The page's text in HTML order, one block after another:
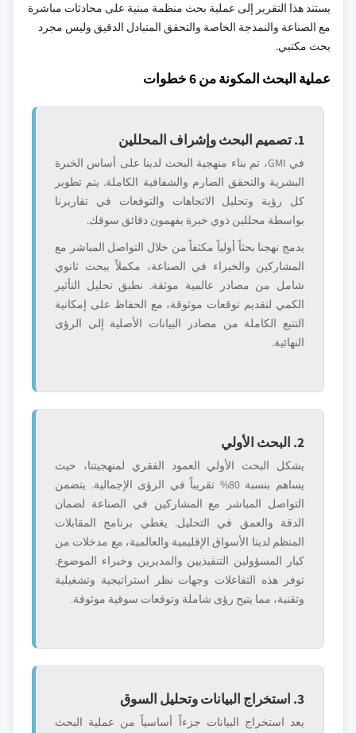
يستند هذا التقرير إلى عملية بحث منظمة مبنية على محادثات مباشرة
مع الصناعة والنمذجة الخاصة والتحقق المتبادل الدقيق وليس مجرد
بحث مكتبي.
عملية البحث المكونة من 6 خطوات
1. تصميم البحث وإشراف المحللين
في GMI، تم بناء منهجية البحث لدينا على أساس الخبرة
البشرية والتحقق الصارم والشفافية الكاملة. يتم تطوير
كل رؤية وتحليل الاتجاهات والتوقعات في تقاريرنا
بواسطة محللين ذوي خبرة يفهمون دقائق سوقك.
يدمج نهجنا بحثاً أولياً مكثفاً من خلال التواصل المباشر مع
المشاركين والخبراء في الصناعة، مكملاً ببحث ثانوي
شامل من مصادر عالمية موثقة. نطبق تحليل التأثير
الكمي لتقديم توقعات موثوقة، مع الحفاظ على إمكانية
التتبع الكاملة من مصادر البيانات الأصلية إلى الرؤى
النهائية.
2. البحث الأولي
يشكل البحث الأولي العمود الفقري لمنهجيتنا، حيث
يساهم بنسبة 80% تقريباً في الرؤى الإجمالية. يتضمن
التواصل المباشر مع المشاركين في الصناعة لضمان
الدقة والعمق في التحليل. يغطي برنامج المقابلات
المنظم لدينا الأسواق الإقليمية والعالمية، مع مدخلات من
كبار المسؤولين التنفيذيين والمديرين وخبراء الموضوع.
توفر هذه التفاعلات وجهات نظر استراتيجية وتشغيلية
وتقنية، مما يتيح رؤى شاملة وتوقعات سوقية موثوقة.
3. استخراج البيانات وتحليل السوق
يعد استخراج البيانات جزءاً أساسياً من عملية البحث